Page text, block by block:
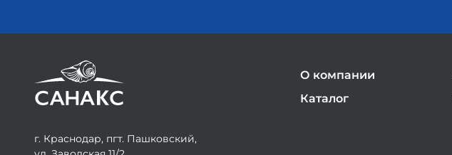
г. Краснодар, пгт. Пашковский,
О компании
Каталог